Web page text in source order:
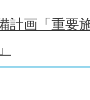
計画「重要